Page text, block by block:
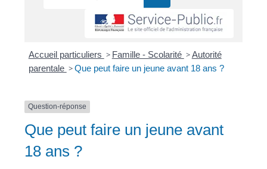
Accueil particuliers > Famille - Scolarité >Autorité
parentale >Que peut faire un jeune avant 18 ans ?
Question-réponse
Que peut faire un jeune avant
18 ans ?